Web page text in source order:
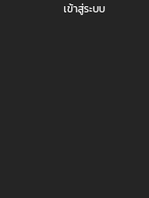
เข้าสู่ระบบ